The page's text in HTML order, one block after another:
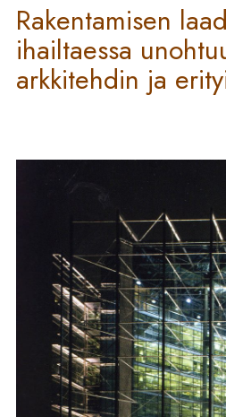
Rakentamisen
ihailtaessa
arkkitehdin ja